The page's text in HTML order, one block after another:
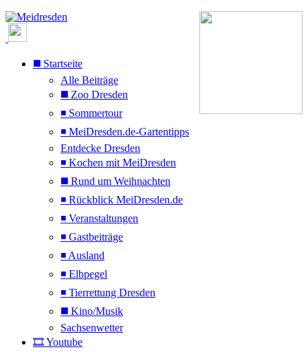
◼️ Startseite
Alle Beiträge
◼️ Zoo Dresden
◾ Sommertour
◾ MeiDresden.de-Gartentipps
Entdecke Dresden
◾ Kochen mit MeiDresden
◼️ Rund um Weihnachten
◾ Rückblick MeiDresden.de
◾ Veranstaltungen
◾ Gastbeiträge
◾ Ausland
◾ Elbpegel
◾ Tierrettung Dresden
◼️ Kino/Musik
Sachsenwetter
🎞️ Youtube